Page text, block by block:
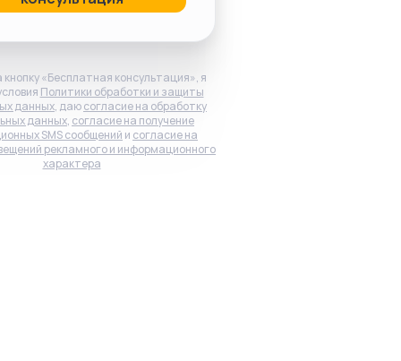
«Бесплатная консультация», я
Политики обработки и защиты
данных, даюсогласие на обработку
данных, согласие на получение
SMS сообщений и согласие на
рекламного и информационного
характера